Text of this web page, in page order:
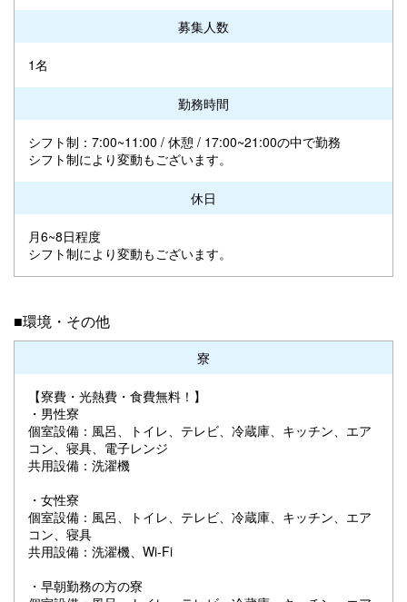
募集人数
1名
勤務時間
シフト制：7:00~11:00 / 休憩 / 17:00~21:00の中で勤務
シフト制により変動もございます。
休日
月6~8日程度
シフト制により変動もございます。
■環境・その他
寮
【寮費・光熱費・食費無料！】
・男性寮
個室設備：風呂、トイレ、テレビ、冷蔵庫、キッチン、エア
コン、寝具、電子レンジ
共用設備：洗濯機
・女性寮
個室設備：風呂、トイレ、テレビ、冷蔵庫、キッチン、エア
コン、寝具
共用設備：洗濯機、Wi-Fi
・早朝勤務の方の寮